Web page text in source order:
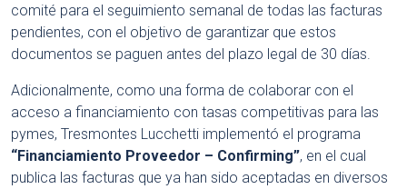
comité para el seguimiento semanal de todas las facturas
pendientes, con el objetivo de garantizar que estos
documentos se paguen antes del plazo legal de 30 días.
Adicionalmente, como una forma de colaborar con el
acceso a financiamiento con tasas competitivas para las
pymes, Tresmontes Lucchetti implementó el programa
“Financiamiento Proveedor – Confirming”, en el cual
publica las facturas que ya han sido aceptadas en diversos